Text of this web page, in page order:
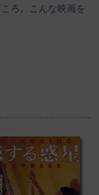
ろ。こんな映画を